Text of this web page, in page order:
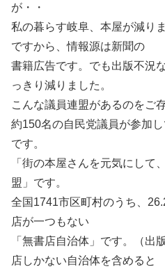
が・・
私の暮らす岐阜、本屋が減り
ですから、情報源は新聞の
書籍広告です。でも出版不況
っきり減りました。
こんな議員連盟があるのをご
約150名の自民党議員が参加
です。
「街の本屋さんを元気にして
盟」です。
全国1741市区町村のうち、
店が一つもない
「無書店自治体」です。（出
店しかない自治体を含めると